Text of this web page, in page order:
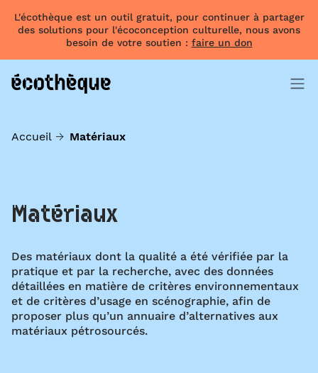
L'écothèque est un outil gratuit, pour continuer à partager
des solutions pour l'écoconception culturelle, nous avons
besoin de votre soutien : faire un don
Accueil Matériaux
Matériaux
Des matériaux dont la qualité a été vérifiée par la
pratique et par la recherche, avec des données
détaillées en matière de critères environnementaux
et de critères d’usage en scénographie, afin de
proposer plus qu’un annuaire d’alternatives aux
matériaux pétrosourcés.